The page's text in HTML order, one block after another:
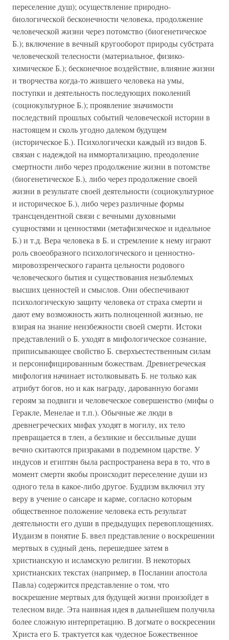
переселение душ); осуществление природно-
биологической бесконечности человека, продолжение
человеческой жизни через потомство (биогенетическое
Б.); включение в вечный кругооборот природы субстрата
человеческой телесности (материальное, физико-
химическое Б.); бесконечное воздействие, влияние жизни
и творчества когда-то жившего человека на умы,
поступки и деятельность последующих поколений
(социокультурное Б.); проявление значимости
последствий прошлых событий человеческой истории в
настоящем и сколь угодно далеком будущем
(историческое Б.). Психологически каждый из видов Б.
связан с надеждой на иммортализацию, преодоление
смертности либо через продолжение жизни в потомстве
(биогенетическое Б.), либо через продолжение своей
жизни в результате своей деятельности (социокультурное
и историческое Б.), либо через различные формы
трансцендентной связи с вечными духовными
сущностями и ценностями (метафизическое и идеальное
Б.) и т.д. Вера человека в Б. и стремление к нему играют
роль своеобразного психологического и ценностно-
мировоззренческого гаранта цельности родового
человеческого бытия и существования незыблемых
высших ценностей и смыслов. Они обеспечивают
психологическую защиту человека от страха смерти и
дают ему возможность жить полноценной жизнью, не
взирая на знание неизбежности своей смерти. Истоки
представлений о Б. уходят в мифологическое сознание,
приписывающее свойство Б. сверхъестественным силам
и персонифицированным божествам. Древнегреческая
мифология начинает истолковывать Б. не только как
атрибут богов, но и как награду, дарованную богами
героям за подвиги и человеческое совершенство (мифы о
Геракле, Менелае и т.п.). Обычные же люди в
древнегреческих мифах уходят в могилу, их тело
превращается в тлен, а безликие и бессильные души
вечно скитаются призраками в подземном царстве. У
индусов и египтян была распространена вера в то, что в
момент смерти якобы происходит переселение души из
одного тела в какое-либо другое. Буддизм включил эту
веру в учение о сансаре и карме, согласно которым
общественное положение человека есть результат
деятельности его души в предыдущих перевоплощениях.
Иудаизм в понятие Б. ввел представление о воскрешении
мертвых в судный день, перешедшее затем в
христианскую и исламскую религии. В некоторых
христианских текстах (например, в Послании апостола
Павла) содержится представление о том, что
воскрешение мертвых для будущей жизни произойдет в
телесном виде. Эта наивная идея в дальнейшем получила
более сложную интерпретацию. В догмате о воскресении
Христа его Б. трактуется как чудесное Божественное